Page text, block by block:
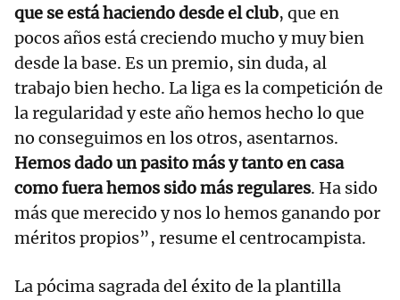
que se está haciendo desde el club, que en
pocos años está creciendo mucho y muy bien
desde la base. Es un premio, sin duda, al
trabajo bien hecho. La liga es la competición de
la regularidad y este año hemos hecho lo que
no conseguimos en los otros, asentarnos.
Hemos dado un pasito más y tanto en casa
como fuera hemos sido más regulares. Ha sido
más que merecido y nos lo hemos ganando por
méritos propios”, resume el centrocampista.
La pócima sagrada del éxito de la plantilla